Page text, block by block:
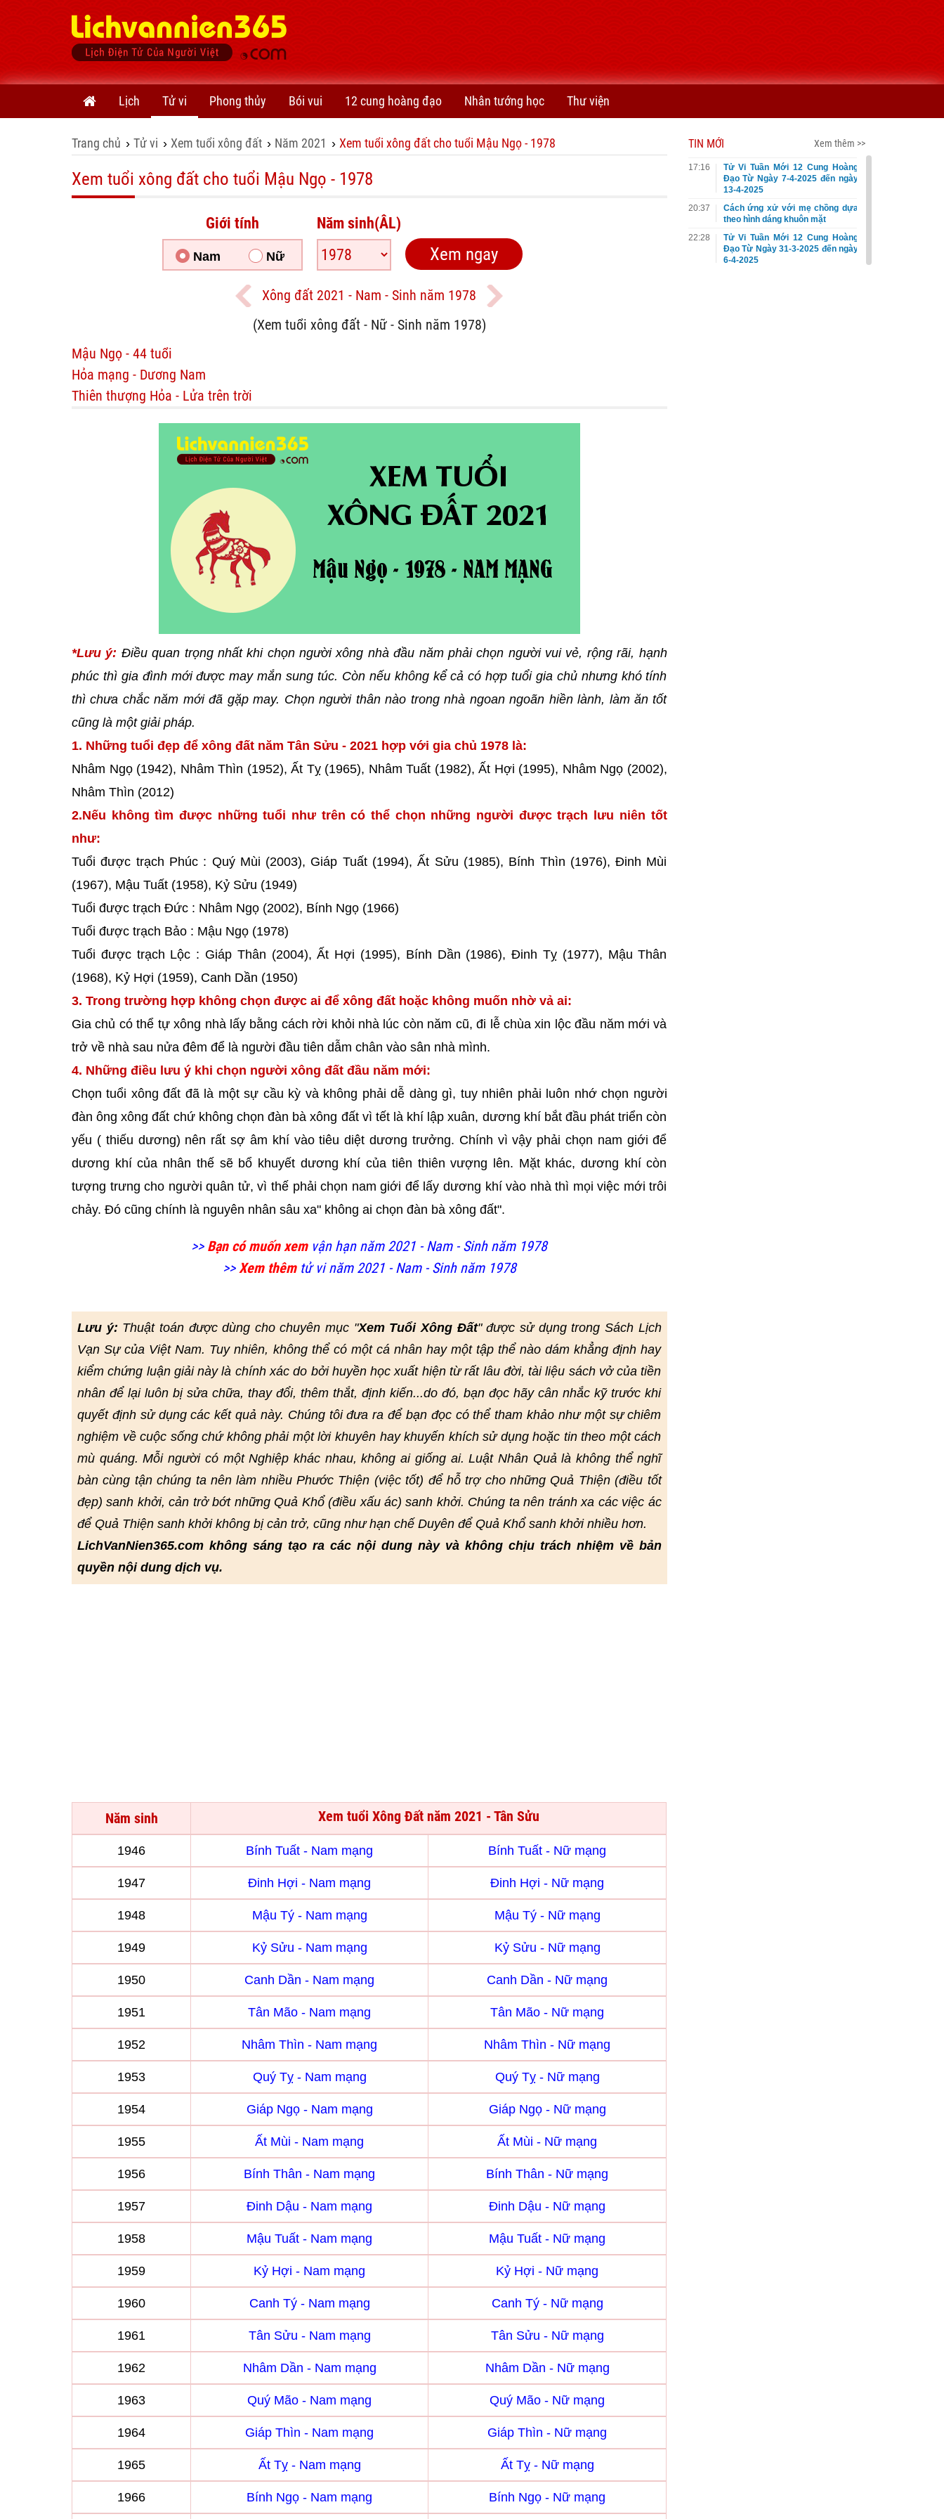
Lịch Tử vi Phong thủy Bói vui 12 cung hoàng đạo Nhân tướng học Thư viện
Trang chủ › Tử vi › Xem tuổi xông đất › Năm 2021 › Xem tuổi xông đất cho tuổi Mậu Ngọ - 1978
Xem tuổi xông đất cho tuổi Mậu Ngọ - 1978
Giới tính
Nam Nữ
Năm sinh(ÂL)
Xông đất 2021 - Nam - Sinh năm 1978
(Xem tuổi xông đất - Nữ - Sinh năm 1978)
Mậu Ngọ - 44 tuổi
Hỏa mạng - Dương Nam
Thiên thượng Hỏa - Lửa trên trời
*Lưu ý: Điều quan trọng nhất khi chọn người xông nhà đầu năm phải chọn người vui vẻ, rộng rãi, hạnh
phúc thì gia đình mới được may mắn sung túc. Còn nếu không kể cả có hợp tuổi gia chủ nhưng khó tính
thì chưa chắc năm mới đã gặp may. Chọn người thân nào trong nhà ngoan ngoãn hiền lành, làm ăn tốt
cũng là một giải pháp.
1. Những tuổi đẹp để xông đất năm Tân Sửu - 2021 hợp với gia chủ 1978 là:
Nhâm Ngọ (1942), Nhâm Thìn (1952), Ất Tỵ (1965), Nhâm Tuất (1982), Ất Hợi (1995), Nhâm Ngọ (2002),
Nhâm Thìn (2012)
2.Nếu không tìm được những tuổi như trên có thể chọn những người được trạch lưu niên tốt
như:
Tuổi được trạch Phúc : Quý Mùi (2003), Giáp Tuất (1994), Ất Sửu (1985), Bính Thìn (1976), Đinh Mùi
(1967), Mậu Tuất (1958), Kỷ Sửu (1949)
Tuổi được trạch Đức : Nhâm Ngọ (2002), Bính Ngọ (1966)
Tuổi được trạch Bảo : Mậu Ngọ (1978)
Tuổi được trạch Lộc : Giáp Thân (2004), Ất Hợi (1995), Bính Dần (1986), Đinh Tỵ (1977), Mậu Thân
(1968), Kỷ Hợi (1959), Canh Dần (1950)
3. Trong trường hợp không chọn được ai để xông đất hoặc không muốn nhờ vả ai:
Gia chủ có thể tự xông nhà lấy bằng cách rời khỏi nhà lúc còn năm cũ, đi lễ chùa xin lộc đầu năm mới và
trở về nhà sau nửa đêm để là người đầu tiên dẫm chân vào sân nhà mình.
4. Những điều lưu ý khi chọn người xông đất đầu năm mới:
Chọn tuổi xông đất đã là một sự cầu kỳ và không phải dễ dàng gì, tuy nhiên phải luôn nhớ chọn người
đàn ông xông đất chứ không chọn đàn bà xông đất vì tết là khí lập xuân, dương khí bắt đầu phát triển còn
yếu ( thiếu dương) nên rất sợ âm khí vào tiêu diệt dương trưởng. Chính vì vậy phải chọn nam giới để
dương khí của nhân thế sẽ bổ khuyết dương khí của tiên thiên vượng lên. Mặt khác, dương khí còn
tượng trưng cho người quân tử, vì thế phải chọn nam giới để lấy dương khí vào nhà thì mọi việc mới trôi
chảy. Đó cũng chính là nguyên nhân sâu xa" không ai chọn đàn bà xông đất".
>> Bạn có muốn xemvận hạn năm 2021 - Nam - Sinh năm 1978
>>Xem thêmtử vi năm 2021 - Nam - Sinh năm 1978
Lưu ý: Thuật toán được dùng cho chuyên mục "Xem Tuổi Xông Đất" được sử dụng trong Sách Lịch
Vạn Sự của Việt Nam. Tuy nhiên, không thể có một cá nhân hay một tập thể nào dám khẳng định hay
kiểm chứng luận giải này là chính xác do bởi huyền học xuất hiện từ rất lâu đời, tài liệu sách vở của tiền
nhân để lại luôn bị sửa chữa, thay đổi, thêm thắt, định kiến...do đó, bạn đọc hãy cân nhắc kỹ trước khi
quyết định sử dụng các kết quả này. Chúng tôi đưa ra để bạn đọc có thể tham khảo như một sự chiêm
nghiệm về cuộc sống chứ không phải một lời khuyên hay khuyến khích sử dụng hoặc tin theo một cách
mù quáng. Mỗi người có một Nghiệp khác nhau, không ai giống ai. Luật Nhân Quả là không thể nghĩ
bàn cùng tận chúng ta nên làm nhiều Phước Thiện (việc tốt) để hỗ trợ cho những Quả Thiện (điều tốt
đẹp) sanh khởi, cản trở bớt những Quả Khổ (điều xấu ác) sanh khởi. Chúng ta nên tránh xa các việc ác
để Quả Thiện sanh khởi không bị cản trở, cũng như hạn chế Duyên để Quả Khổ sanh khởi nhiều hơn.
LichVanNien365.com không sáng tạo ra các nội dung này và không chịu trách nhiệm về bản
quyền nội dung dịch vụ.
Năm sinh Xem tuổi Xông Đất năm 2021 - Tân Sửu
1946 Bính Tuất - Nam mạng Bính Tuất - Nữ mạng
1947 Đinh Hợi - Nam mạng Đinh Hợi - Nữ mạng
1948 Mậu Tý - Nam mạng Mậu Tý - Nữ mạng
1949 Kỷ Sửu - Nam mạng Kỷ Sửu - Nữ mạng
1950 Canh Dần - Nam mạng Canh Dần - Nữ mạng
1951 Tân Mão - Nam mạng Tân Mão - Nữ mạng
1952 Nhâm Thìn - Nam mạng Nhâm Thìn - Nữ mạng
1953 Quý Tỵ - Nam mạng Quý Tỵ - Nữ mạng
1954 Giáp Ngọ - Nam mạng Giáp Ngọ - Nữ mạng
1955 Ất Mùi - Nam mạng Ất Mùi - Nữ mạng
1956 Bính Thân - Nam mạng Bính Thân - Nữ mạng
1957 Đinh Dậu - Nam mạng Đinh Dậu - Nữ mạng
1958 Mậu Tuất - Nam mạng Mậu Tuất - Nữ mạng
1959 Kỷ Hợi - Nam mạng Kỷ Hợi - Nữ mạng
1960 Canh Tý - Nam mạng Canh Tý - Nữ mạng
1961 Tân Sửu - Nam mạng Tân Sửu - Nữ mạng
1962 Nhâm Dần - Nam mạng Nhâm Dần - Nữ mạng
1963 Quý Mão - Nam mạng Quý Mão - Nữ mạng
1964 Giáp Thìn - Nam mạng Giáp Thìn - Nữ mạng
1965 Ất Tỵ - Nam mạng Ất Tỵ - Nữ mạng
1966 Bính Ngọ - Nam mạng Bính Ngọ - Nữ mạng
TIN MỚI Xem thêm >>
17:16
Tử Vi Tuần Mới 12 Cung Hoàng
Đạo Từ Ngày 7-4-2025 đến ngày
13-4-2025
20:37
Cách ứng xử với mẹ chồng dựa
theo hình dáng khuôn mặt
22:28
Tử Vi Tuần Mới 12 Cung Hoàng
Đạo Từ Ngày 31-3-2025 đến ngày
6-4-2025